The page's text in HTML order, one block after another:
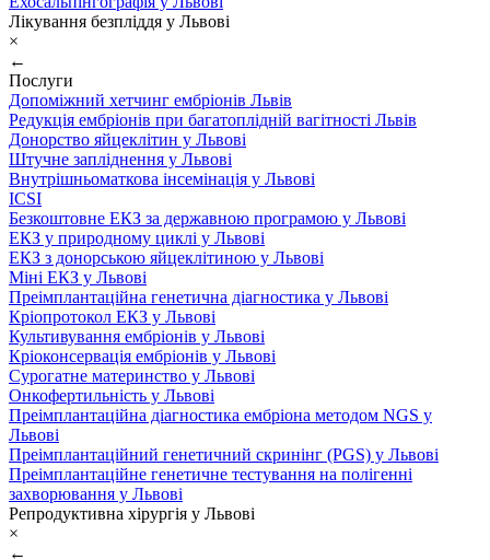
Лікування безпліддя у Львові
×
←
Послуги
Допоміжний хетчинг ембріонів Львів
Редукція ембріонів при багатоплідній вагітності Львів
Донорство яйцеклітин у Львові
Штучне запліднення у Львові
Внутрішньоматкова інсемінація у Львові
ICSI
Безкоштовне ЕКЗ за державною програмою у Львові
ЕКЗ у природному циклі у Львові
ЕКЗ з донорською яйцеклітиною у Львові
Міні ЕКЗ у Львові
Преімплантаційна генетична діагностика у Львові
Кріопротокол ЕКЗ у Львові
Культивування ембріонів у Львові
Кріоконсервація ембріонів у Львові
Сурогатне материнство у Львові
Онкофертильність у Львові
Преімплантаційна діагностика ембріона методом NGS у
Львові
Преімплантаційний генетичний скринінг (PGS) у Львові
Преімплантаційне генетичне тестування на полігенні
захворювання у Львові
Репродуктивна хірургія у Львові
×
←